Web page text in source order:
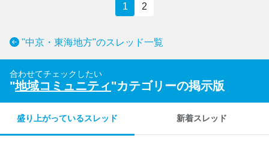
1 2
"中京・東海地方"のスレッド一覧
合わせてチェックしたい
"地域コミュニティ"カテゴリーの掲示版
盛り上がっているスレッド 新着スレッド